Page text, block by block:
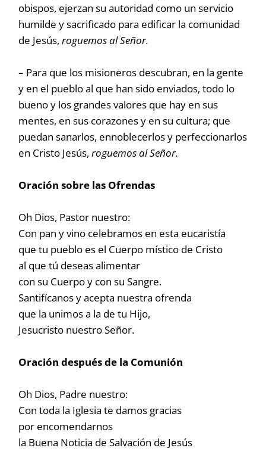
obispos, ejerzan su autoridad como un servicio
humilde y sacrificado para edificar la comunidad
de Jesús,roguemos al Señor.
– Para que los misioneros descubran, en la gente
y en el pueblo al que han sido enviados, todo lo
bueno y los grandes valores que hay en sus
mentes, en sus corazones y en su cultura; que
puedan sanarlos, ennoblecerlos y perfeccionarlos
en Cristo Jesús,roguemos al Señor.
Oración sobre las Ofrendas
Oh Dios, Pastor nuestro:
Con pan y vino celebramos en esta eucaristía
que tu pueblo es el Cuerpo místico de Cristo
al que tú deseas alimentar
con su Cuerpo y con su Sangre.
Santifícanos y acepta nuestra ofrenda
que la unimos a la de tu Hijo,
Jesucristo nuestro Señor.
Oración después de la Comunión
Oh Dios, Padre nuestro:
Con toda la Iglesia te damos gracias
por encomendarnos
la Buena Noticia de Salvación de Jesús